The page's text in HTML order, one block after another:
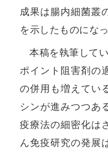
成果は腸内細菌叢
を示したものにな
本稿を執筆して
ポイント阻害剤の
の併用も増えてい
シンが進みつつあ
疫療法の細密化は
ん免疫研究の発展